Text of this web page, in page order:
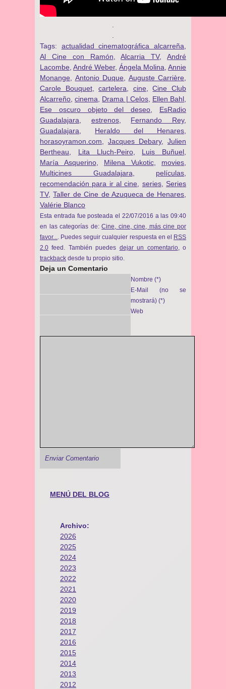
Tags: actualidad cinematográfica alcarreña
Al Cine con Ramón ,Alcarria TV,André
Lacombe André Weber, Ángela Molina Annie
Monange
Antonio Duque Auguste Carrière
Carole Bouquet,cartelera cine ,Cine Club
Alcarreño ,cinema Drama | Celos, Ellen Bahl
Ese oscuro objeto del deseo
EsRadio
Guadalajara
estrenos, Fernando Rey,
Guadalajara
Heraldo del Henares
horasoyramon.com
Jacques Debary, Julien
Bertheau
Lita Lluch-Peiro, Luis Buñuel
María Asquerino, Milena Vukotic, movies
Multicines Guadalajara
películas
recomendación para ir al cine
series, Series
TV,Taller de Cine de Azuqueca de Henares
Valérie Blanco
Esta entrada fue posteada el 22/07/2016 a las 09:40
en las categorías de:Cine, cine, cine, más cine por
favor...
. Puedes seguir cualquier respuesta en el RSS
2.0 feed. También puedes dejar un comentario, o
trackback desde tu propio sitio.
Deja un Comentario
Nombre (*)
E-Mail (no se
mostrará) (*)
Web
MENÚ DEL BLOG
Archivo:
2026
2025
2024
2023
2022
2021
2020
2019
2018
2017
2016
2015
2014
2013
2012